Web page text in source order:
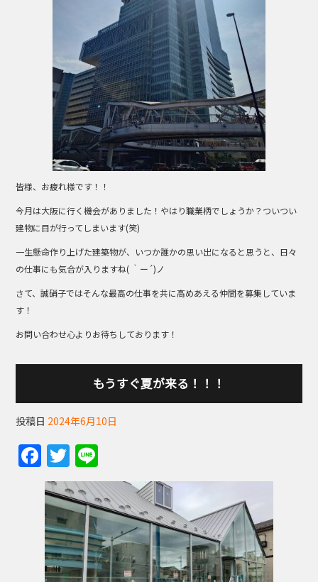
皆様、お疲れ様です！！
今月は大阪に行く機会がありました！やはり職業柄でしょうか？ついつい
建物に目が行ってしまいます(笑)
一生懸命作り上げた建築物が、いつか誰かの思い出になると思うと、日々
の仕事にも気合が入りますね( ｀ー´)ノ
さて、誠硝子ではそんな最高の仕事を共に高めあえる仲間を募集していま
す！
お問い合わせ心よりお待ちしております！
もうすぐ夏が来る！！！
投稿日 2024年6月10日
F
a
c
e
b
o
T
w
itt
er
n
e